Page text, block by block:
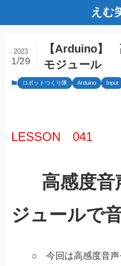
えむ
【Arduino】
モジュール
2023
1/29
ロボットつくり隊 Arduino Input
LESSON 041
高感度音
ジュールで
○ 今回は高感度音声